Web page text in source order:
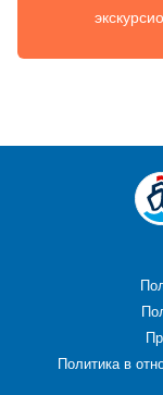
Политика в